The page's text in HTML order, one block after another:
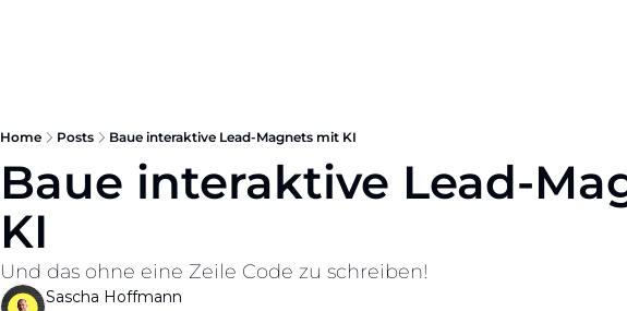
Home Posts Baue interaktive Lead-Magnets mit KI
Baue interaktive Lead-
KI
Und das ohne eine Zeile Code zu schreiben!
Sascha Hoffmann